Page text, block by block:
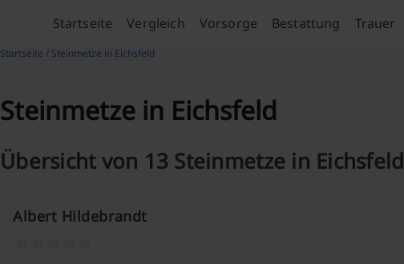
Startseite Vergleich Vorsorge Bestattung Trauer
Startseite / Steinmetze in Eichsfeld
Steinmetze in Eichsfeld
Übersicht von 13 Steinmetze in Eichsfeld
Albert Hildebrandt